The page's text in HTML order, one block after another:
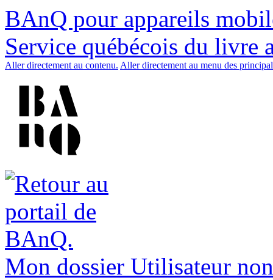
BAnQ pour appareils
Service québécois du livre
Aller directement au contenu. Aller directement au menu des
Mon dossier Utilisateur